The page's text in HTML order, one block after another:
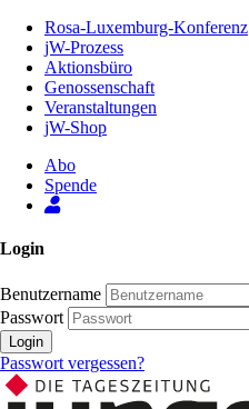
Inhalt
Seite
Rosa-Luxemburg-Konferenz
jW-Prozess
Aktionsbüro
Genossenschaft
Veranstaltungen
jW-Shop
Abo
Spende
Login
Benutzername
Passwort
Login
Passwort vergessen?